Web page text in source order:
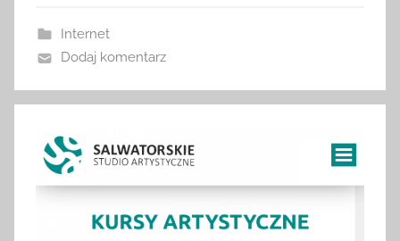
Internet
Dodaj komentarz